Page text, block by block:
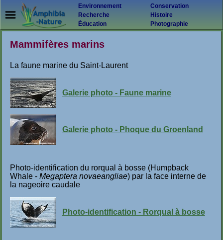
Environnement
Conservation
Recherche
Histoire
Éducation
Photographie
Mammifères marins
La faune marine du Saint-Laurent
Galerie photo - Faune marine
Galerie photo - Phoque du Groenland
Photo-identification du rorqual à bosse (Humpback
Whale - Megaptera novaeangliae) par la face interne de
la nageoire caudale
Photo-identification - Rorqual à bosse